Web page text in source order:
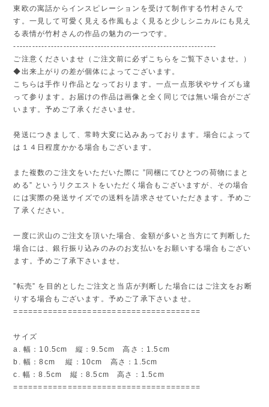
東欧の寓話からインスピレーションを受けて制作する竹村さんで
す。一見して可愛く見える作風もよく見ると少しシニカルにも見え
る表情が竹村さんの作品の魅力の一つです。
-----------------------------------------------------------------
ご注意くださいませ（ご注文前に必ずこちらをご覧下さいませ。）
◆出来上がりの差が個体によってございます。
こちらは手作り作品となっております。一点一点形状やサイズも違
って参ります。お届けの作品は画像と全く同じでは無い場合がござ
います。予めご了承くださいませ。
発送につきまして、常時大変に込みあっております。場合によって
は１４日程度かかる場合もございます。
また複数のご注文をいただいた際に ”同梱にてひとつの荷物にまと
める” というリクエストをいただく場合もございますが、その場合
には実際の発送サイズでの送料を請求させていただきます。予めご
了承ください。
一度に沢山のご注文を頂いた場合、金額が多いと当方にて判断した
場合には、銀行振り込みのみのお支払いをお願いする場合もござい
ます。予めご了承下さいませ。
”転売” を目的としたご注文と当店が判断した場合にはご注文をお断
りする場合もございます。予めご了承下さいませ。
======================================
サイズ
a. 幅：10.5cm 縦：9.5cm 高さ：1.5cm
b. 幅：8cm 縦：10cm 高さ：1.5cm
c. 幅：8.5cm 縦：8.5cm 高さ：1.5cm
======================================